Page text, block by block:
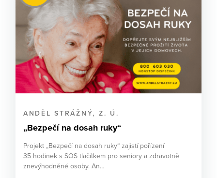
ANDĚL STRÁŽNÝ, Z. Ú.
„Bezpečí na dosah ruky“
Projekt „Bezpečí na dosah ruky“ zajistí pořízení
35 hodinek s SOS tlačítkem pro seniory a zdravotně
znevýhodněné osoby. An…